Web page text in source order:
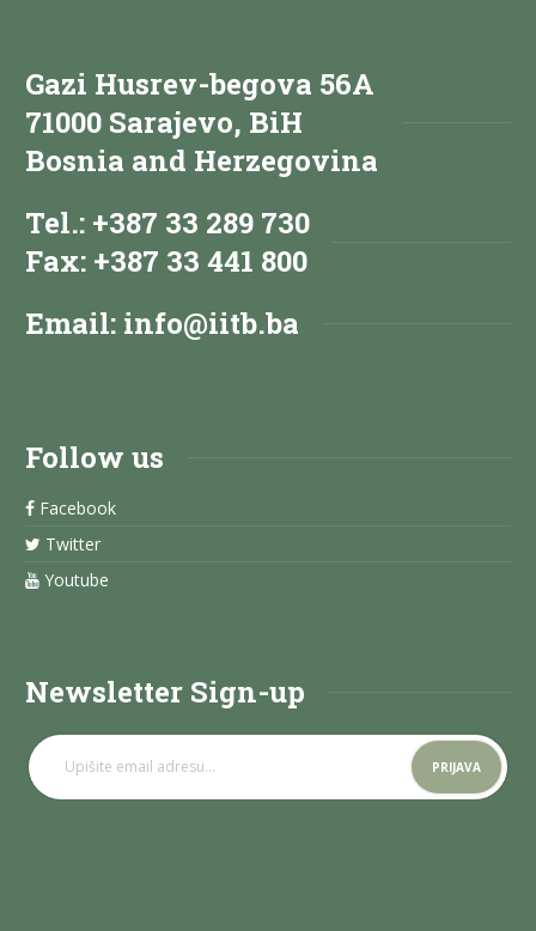
Gazi Husrev-begova 56A
71000 Sarajevo, BiH
Bosnia and Herzegovina
Tel.: +387 33 289 730
Fax: +387 33 441 800
Email: info@iitb.ba
Follow us
Facebook
Twitter
Youtube
Newsletter Sign-up